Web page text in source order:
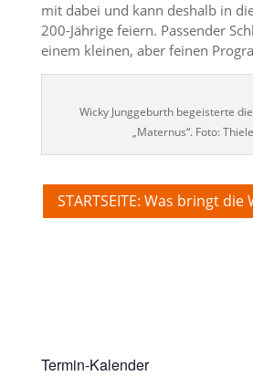
mit dabei und kann deshalb in
200-Jährige feiern. Passender
einem kleinen, aber feinen
Wicky Junggeburth begeisterte
„Maternus“. Foto:
STARTSEITE: Was bringt die
Termin-Kalender